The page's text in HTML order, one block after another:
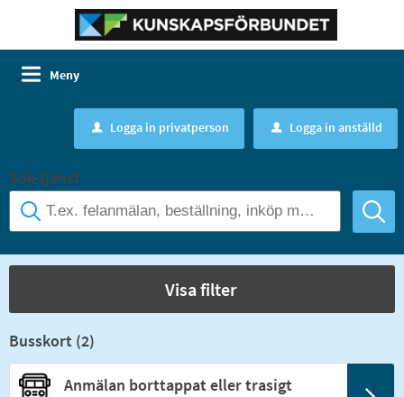
Meny
u Logga in privatperson u Logga in anställd
Sök tjänst
Visa filter
Busskort (2)
Anmälan borttappat eller trasigt